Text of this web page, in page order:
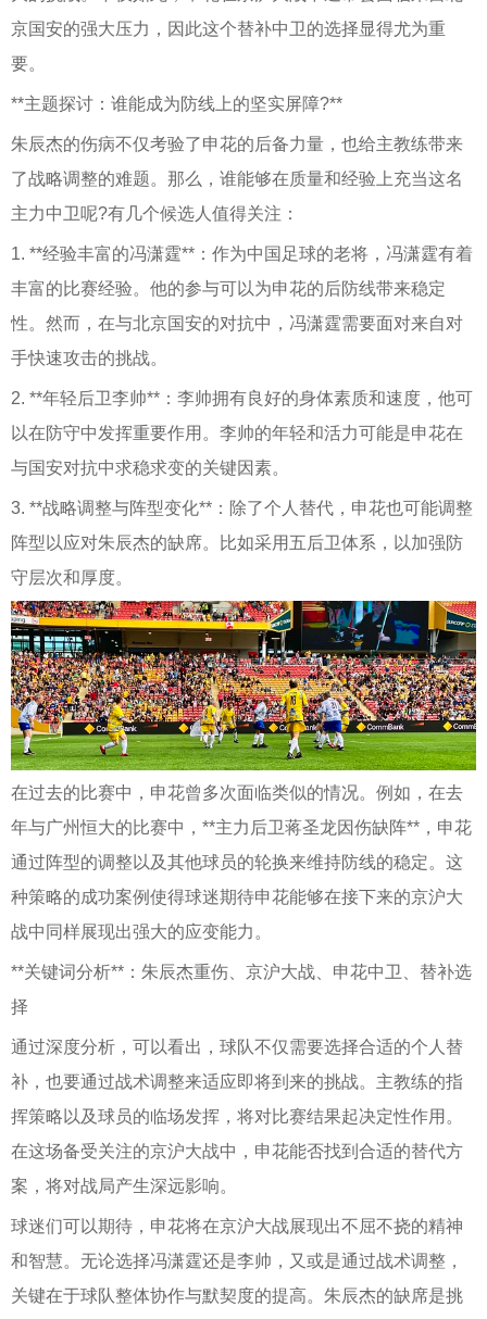
京国安的强大压力，因此这个替补中卫的选择显得尤为重
要。
**主题探讨：谁能成为防线上的坚实屏障?**
朱辰杰的伤病不仅考验了申花的后备力量，也给主教练带来
了战略调整的难题。那么，谁能够在质量和经验上充当这名
主力中卫呢?有几个候选人值得关注：
1. **经验丰富的冯潇霆**：作为中国足球的老将，冯潇霆有着
丰富的比赛经验。他的参与可以为申花的后防线带来稳定
性。然而，在与北京国安的对抗中，冯潇霆需要面对来自对
手快速攻击的挑战。
2. **年轻后卫李帅**：李帅拥有良好的身体素质和速度，他可
以在防守中发挥重要作用。李帅的年轻和活力可能是申花在
与国安对抗中求稳求变的关键因素。
3. **战略调整与阵型变化**：除了个人替代，申花也可能调整
阵型以应对朱辰杰的缺席。比如采用五后卫体系，以加强防
守层次和厚度。
在过去的比赛中，申花曾多次面临类似的情况。例如，在去
年与广州恒大的比赛中，**主力后卫蒋圣龙因伤缺阵**，申花
通过阵型的调整以及其他球员的轮换来维持防线的稳定。这
种策略的成功案例使得球迷期待申花能够在接下来的京沪大
战中同样展现出强大的应变能力。
**关键词分析**：朱辰杰重伤、京沪大战、申花中卫、替补选
择
通过深度分析，可以看出，球队不仅需要选择合适的个人替
补，也要通过战术调整来适应即将到来的挑战。主教练的指
挥策略以及球员的临场发挥，将对比赛结果起决定性作用。
在这场备受关注的京沪大战中，申花能否找到合适的替代方
案，将对战局产生深远影响。
球迷们可以期待，申花将在京沪大战展现出不屈不挠的精神
和智慧。无论选择冯潇霆还是李帅，又或是通过战术调整，
关键在于球队整体协作与默契度的提高。朱辰杰的缺席是挑